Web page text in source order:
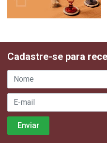
Cadastre-se para